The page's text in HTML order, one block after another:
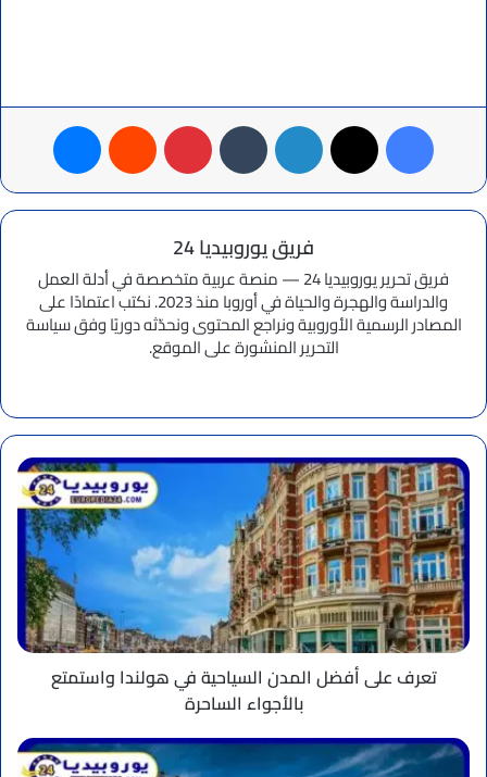
فيسبوك لينكدإن بينتيريست ماسنجر
فريق يوروبيديا 24
فريق تحرير يوروبيديا 24 — منصة عربية متخصصة في أدلة العمل
والدراسة والهجرة والحياة في أوروبا منذ 2023. نكتب اعتمادًا على
المصادر الرسمية الأوروبية ونراجع المحتوى ونحدّثه دوريًا وفق سياسة
التحرير المنشورة على الموقع.
تعرف
على
أفضل
المدن
السياحية
في
هولندا
واستمتع
بالأجواء
الساحرةتعرف على أفضل المدن السياحية في هولندا واستمتع
بالأجواء الساحرة
تعرف